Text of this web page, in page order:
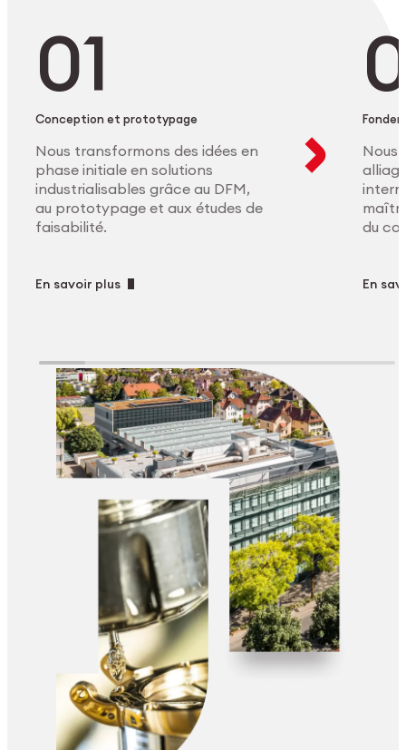
Conception et prototypage
Nous transformons des idées en
phase initiale en solutions
industrialisables grâce au DFM,
au prototypage et aux études de
faisabilité.
En savoir plus
Nous
du
En